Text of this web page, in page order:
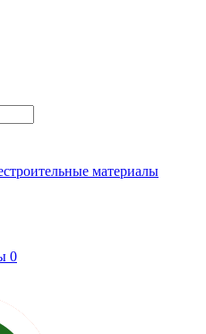
материалы
0